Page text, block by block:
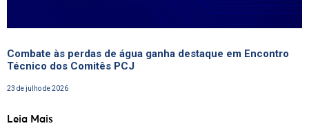
Combate às perdas de água ganha destaque em Encontro
Técnico dos Comitês PCJ
23 de julho de 2026
Leia Mais